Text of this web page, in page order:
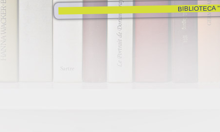
BIBLIOTECA